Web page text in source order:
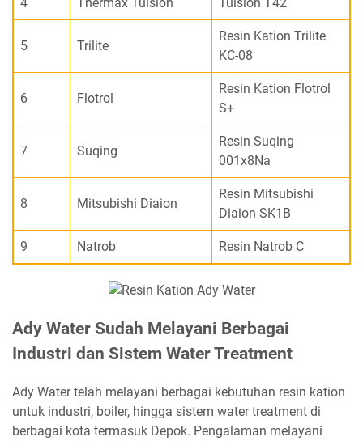
5 Trilite
Resin Kation Trilite
KC-08
6 Flotrol
Resin Kation Flotrol
S+
7 Suqing
Resin Suqing
001x8Na
8 Mitsubishi Diaion
Resin Mitsubishi
Diaion SK1B
9 Natrob Resin Natrob C
Ady Water Sudah Melayani Berbagai
Industri dan Sistem Water Treatment
Ady Water telah melayani berbagai kebutuhan resin kation
untuk industri, boiler, hingga sistem water treatment di
berbagai kota termasuk Depok. Pengalaman melayani